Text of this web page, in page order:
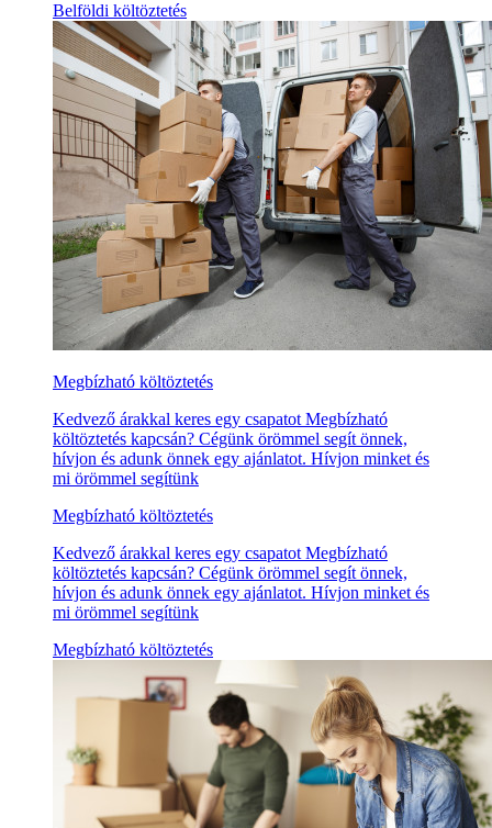
Belföldi költöztetés
Megbízható költöztetés
Kedvező árakkal keres egy csapatot Megbízható
költöztetés kapcsán? Cégünk örömmel segít önnek,
hívjon és adunk önnek egy ajánlatot. Hívjon minket és
mi örömmel segítünk
Megbízható költöztetés
Kedvező árakkal keres egy csapatot Megbízható
költöztetés kapcsán? Cégünk örömmel segít önnek,
hívjon és adunk önnek egy ajánlatot. Hívjon minket és
mi örömmel segítünk
Megbízható költöztetés